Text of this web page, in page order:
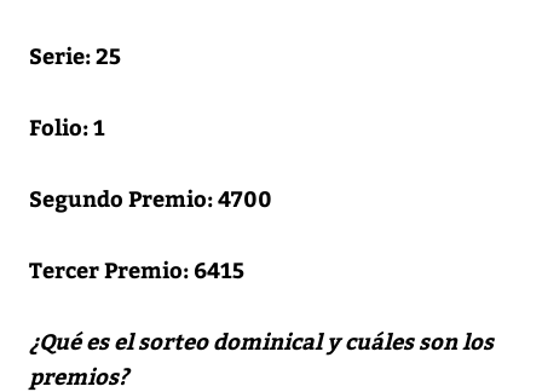
Serie: 25
Folio: 1
Segundo Premio: 4700
Tercer Premio: 6415
¿Qué es el sorteo dominical y cuáles son los
premios?